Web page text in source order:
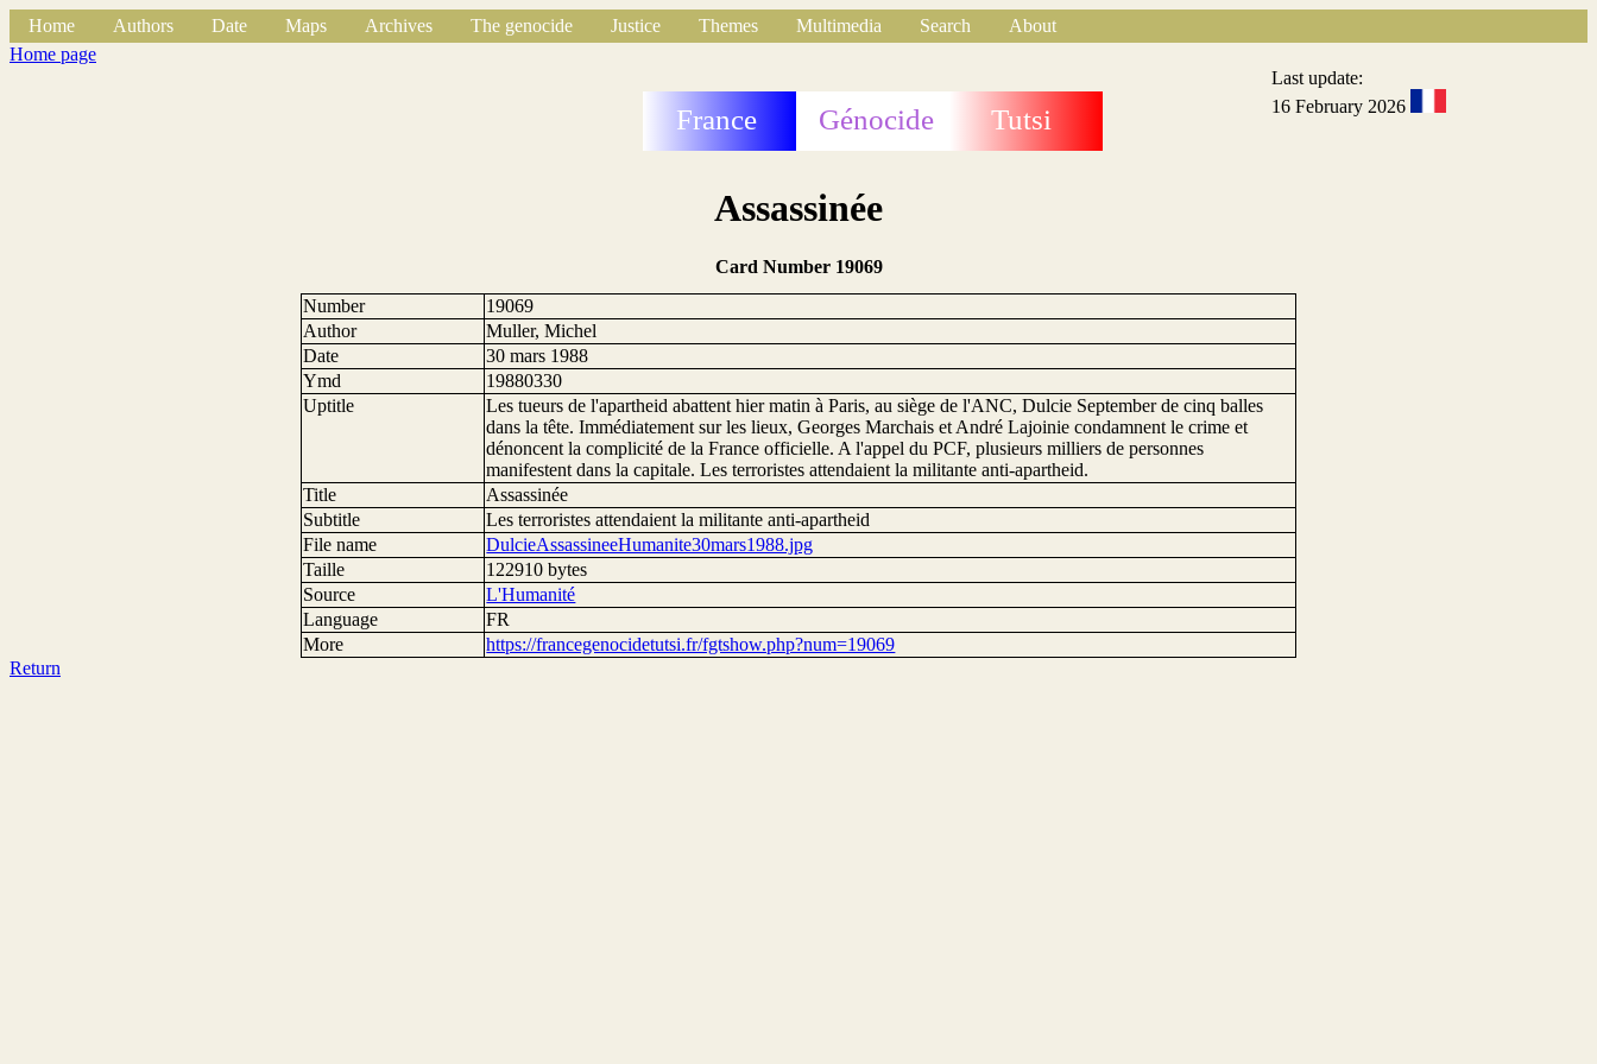
Home Authors Date Maps Archives The genocide Justice Themes Multimedia Search
About
Home page
France Génocide Tutsi
Last update:
16 February 2026
Assassinée
Card Number 19069
Number
19069
Author
Muller, Michel
Date
30 mars 1988
Ymd
19880330
Uptitle
Les tueurs de l'apartheid abattent hier matin à Paris, au siège de l'ANC, Dulcie September de cinq balles
dans la tête. Immédiatement sur les lieux, Georges Marchais et André Lajoinie condamnent le crime et
dénoncent la complicité de la France officielle. A l'appel du PCF, plusieurs milliers de personnes
manifestent dans la capitale. Les terroristes attendaient la militante anti-apartheid.
Title
Assassinée
Subtitle
Les terroristes attendaient la militante anti-apartheid
File name
DulcieAssassineeHumanite30mars1988.jpg
Taille
122910 bytes
Source
L'Humanité
Language
FR
More
https://francegenocidetutsi.fr/fgtshow.php?num=19069
Return